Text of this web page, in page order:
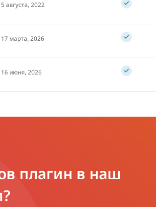
5 августа, 2022
17 марта, 2026
16 июня, 2026
плагин в наш